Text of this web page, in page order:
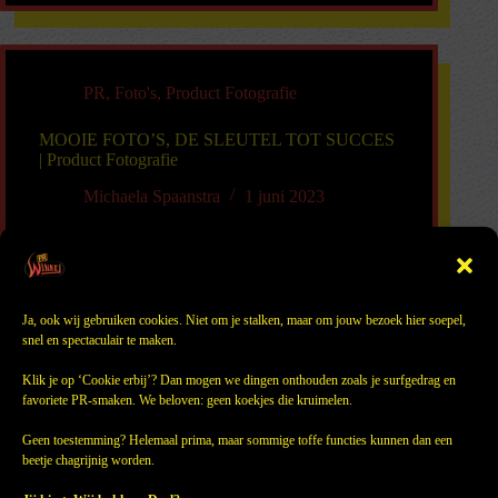
Ja, ook wij gebruiken cookies. Niet om je stalken, maar om jouw bezoek hier soepel,
snel en spectaculair te maken.
Klik je op ‘Cookie erbij’? Dan mogen we dingen onthouden zoals je surfgedrag en
favoriete PR-smaken. We beloven: geen koekjes die kruimelen.
Geen toestemming? Helemaal prima, maar sommige toffe functies kunnen dan een
beetje chagrijnig worden.
PR, Foto's, Product Fotografie
MOOIE FOTO’S, DE SLEUTEL TOT SUCCES
| Product Fotografie
Michaela Spaanstra
1 juni 2023